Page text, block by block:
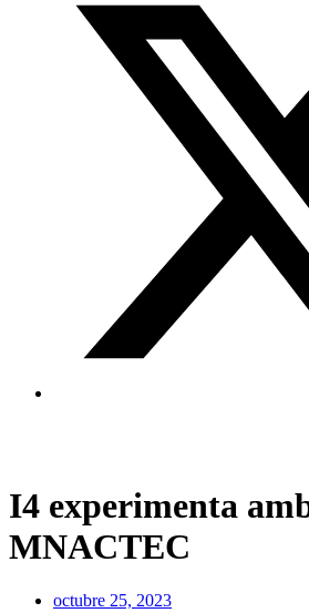
I4 experimenta
MNACTEC
octubre 25, 2023